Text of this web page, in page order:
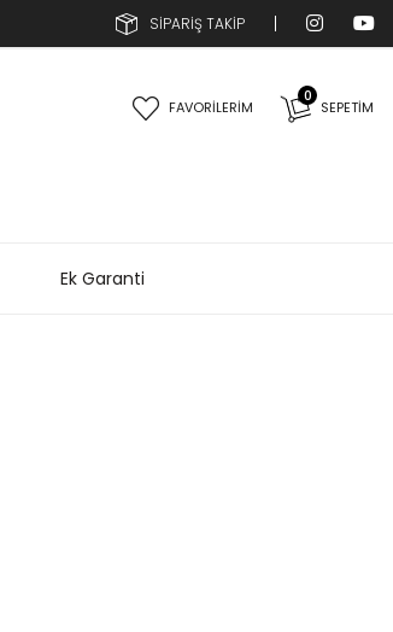
SİPARİŞ TAKİP
SEPETIM
0
FAVORİLERİM
Ek Garanti